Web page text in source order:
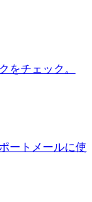
をチェック。
ートメールに使